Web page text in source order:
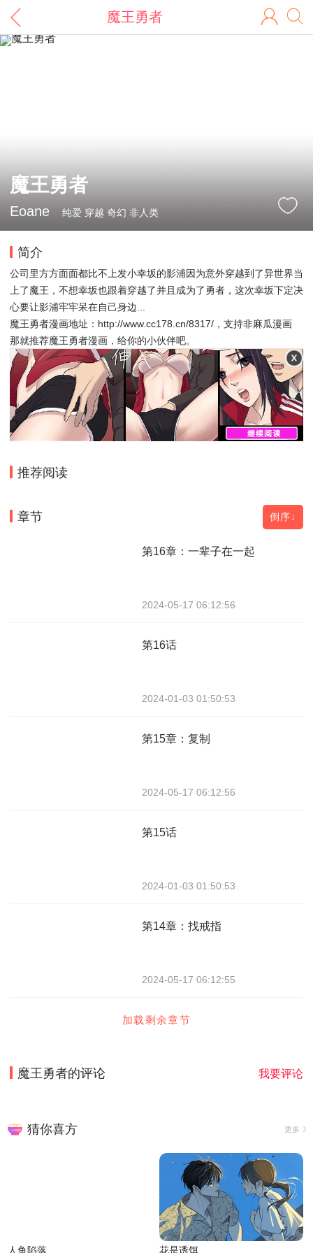
魔王勇者
魔王勇者
Eoane 纯爱 穿越 奇幻 非人类
简介
公司里方方面面都比不上发小幸坂的影浦因为意外穿越到了异世界当
上了魔王，不想幸坂也跟着穿越了并且成为了勇者，这次幸坂下定决
心要让影浦牢牢呆在自己身边...
魔王勇者漫画地址：http://www.cc178.cn/8317/，支持非麻瓜漫画
那就推荐魔王勇者漫画，给你的小伙伴吧。
推荐阅读
章节 倒序↓
第16章：一辈子在一起
2024-05-17 06:12:56
第16话
2024-01-03 01:50:53
第15章：复制
2024-05-17 06:12:56
第15话
2024-01-03 01:50:53
第14章：找戒指
2024-05-17 06:12:55
加载剩余章节
魔王勇者的评论 我要评论
猜你喜方 更多
人鱼陷落 花是诱饵